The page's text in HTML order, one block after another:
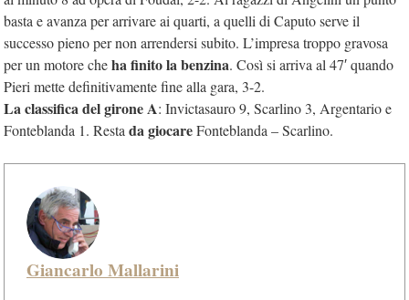
basta e avanza per arrivare ai quarti, a quelli di Caputo serve il
successo pieno per non arrendersi subito. L’impresa troppo gravosa
per un motore cheha finito la benzina. Così si arriva al 47′ quando
Pieri mette definitivamente fine alla gara, 3-2.
La classifica del girone A: Invictasauro 9, Scarlino 3, Argentario e
Fonteblanda 1. Resta da giocareFonteblanda – Scarlino.
Giancarlo Mallarini